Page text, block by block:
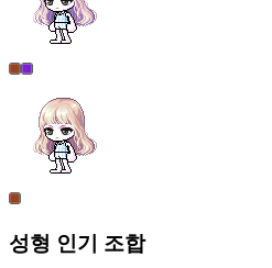
성형 인기 조합